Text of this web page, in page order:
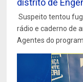
Suspeito tentou
rádio e caderno de
Agentes do